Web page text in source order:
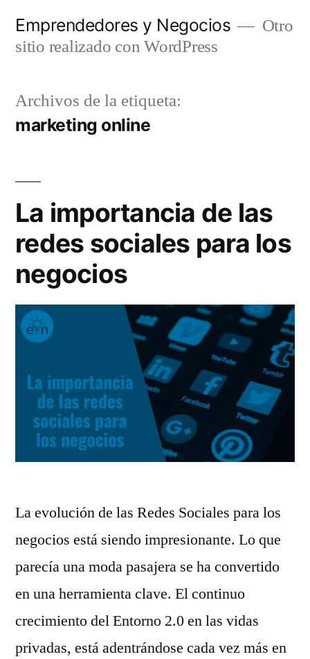
Emprendedores y Negocios
Otro
sitio realizado con WordPress
Archivos de la etiqueta:
marketing online
La importancia de las
redes sociales para los
negocios
La evolución de las Redes Sociales para los
negocios está siendo impresionante. Lo que
parecía una moda pasajera se ha convertido
en una herramienta clave. El continuo
crecimiento del Entorno 2.0 en las vidas
privadas, está adentrándose cada vez más en